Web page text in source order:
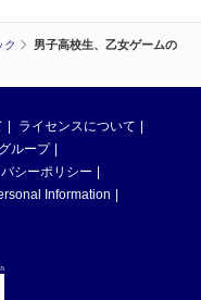
ク
男子高校生、乙女ゲームの
ライセンスについて
ループ
シーポリシー
Information